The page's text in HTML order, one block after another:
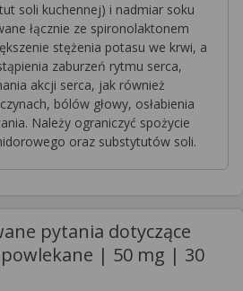
soli kuchennej) i nadmiar soku
łącznie ze spironolaktonem
stężenia potasu we krwi, a
zaburzeń rytmu serca,
akcji serca, jak również
bólów głowy, osłabienia
Należy ograniczyć spożycie
oraz substytutów soli.
pytania dotyczące
| 50 mg | 30